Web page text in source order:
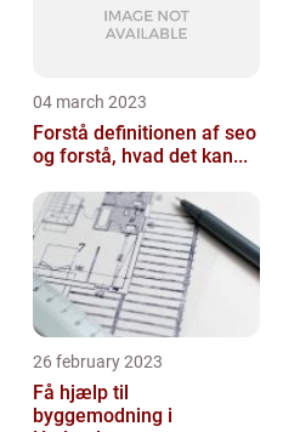
04 march 2023
Forstå definitionen af seo
og forstå, hvad det kan...
26 february 2023
Få hjælp til
byggemodning i